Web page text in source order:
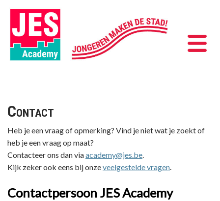
Contact
Heb je een vraag of opmerking? Vind je niet wat je zoekt of
heb je een vraag op maat?
Contacteer ons dan viaacademy@jes.be.
Kijk zeker ook eens bij onzeveelgestelde vragen.
Contactpersoon JES Academy